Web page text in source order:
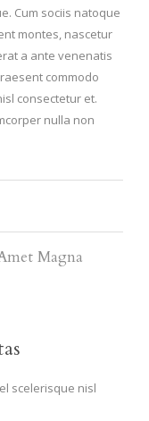
Cum sociis natoque
montes, nascetur
a ante venenatis
commodo
consectetur et.
nulla non
Magna
scelerisque nisl